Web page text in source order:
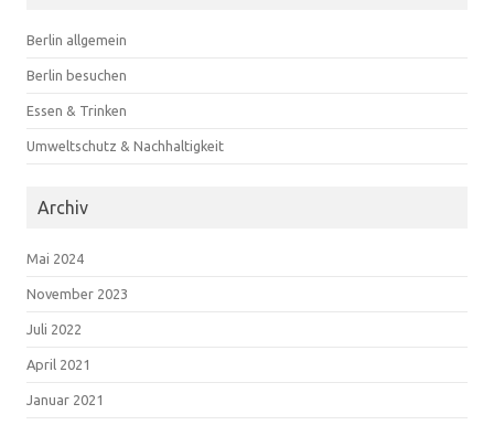
Berlin allgemein
Berlin besuchen
Essen & Trinken
Umweltschutz & Nachhaltigkeit
Archiv
Mai 2024
November 2023
Juli 2022
April 2021
Januar 2021